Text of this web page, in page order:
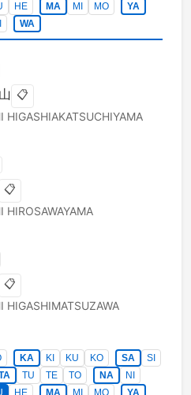
HE MA MI MO
YA
WA
📋
HIGASHIAKATSUCHIYAMA
📋
HIROSAWAYAMA
📋
HIGASHIMATSUZAWA
KA KI KU KO SA
SI
TU TE TO NA
NI
HE MA MI MO
YA